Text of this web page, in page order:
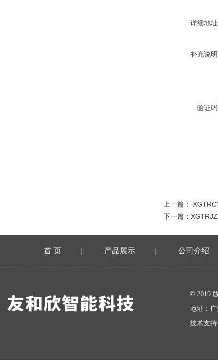
详细地
补充说
验证
上一篇：
下一篇：
首 页 | 产品展示 | 公司介绍
© 2019
地址：
技术支